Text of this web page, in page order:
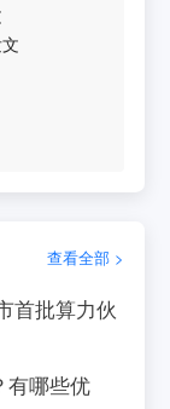
查看全部 >
首批算力伙
有哪些优